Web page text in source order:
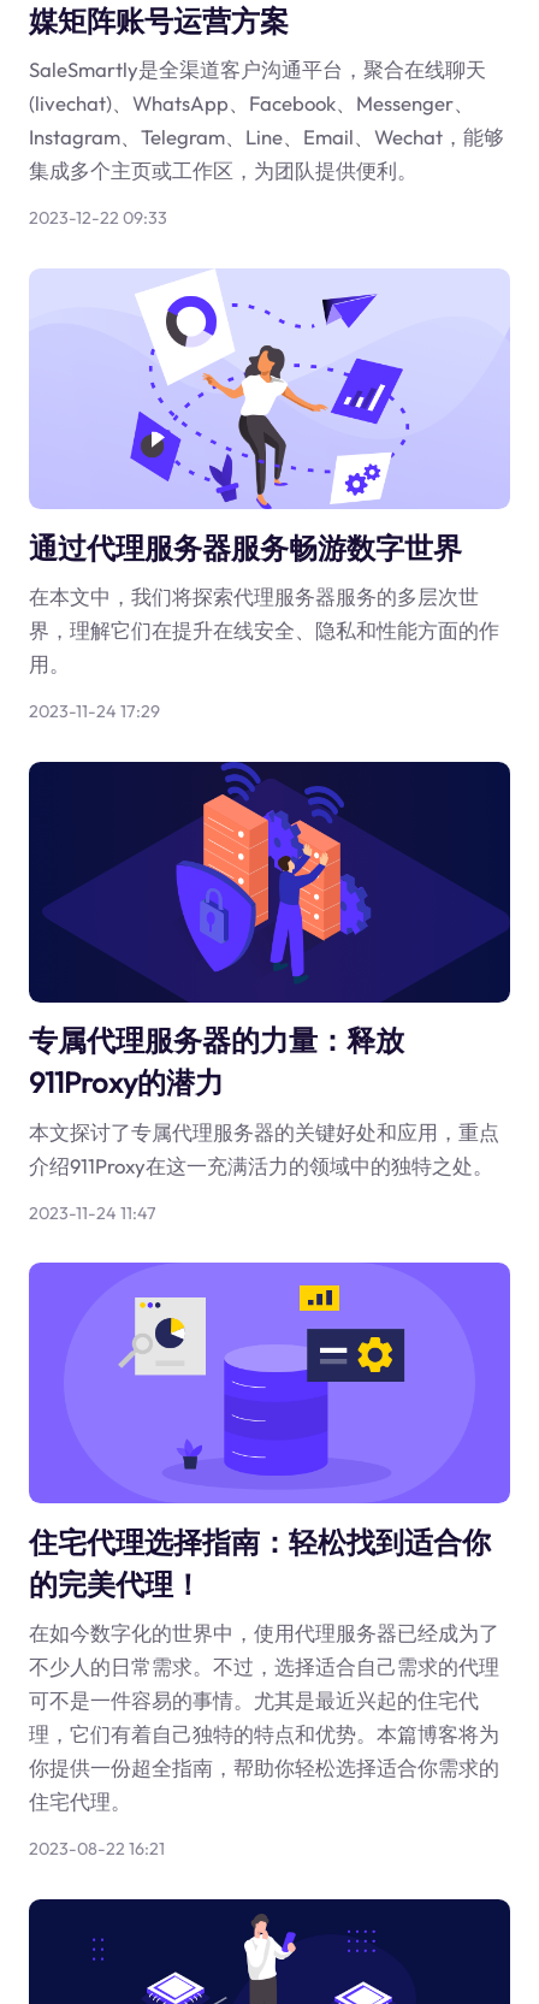
媒矩阵账号运营方案
SaleSmartly是全渠道客户沟通平台，聚合在线聊天
(livechat)、WhatsApp、Facebook、Messenger、
Instagram、Telegram、Line、Email、Wechat，能够
集成多个主页或工作区，为团队提供便利。
2023-12-22 09:33
通过代理服务器服务畅游数字世界
在本文中，我们将探索代理服务器服务的多层次世
界，理解它们在提升在线安全、隐私和性能方面的作
用。
2023-11-24 17:29
专属代理服务器的力量：释放
911Proxy的潜力
本文探讨了专属代理服务器的关键好处和应用，重点
介绍911Proxy在这一充满活力的领域中的独特之处。
2023-11-24 11:47
住宅代理选择指南：轻松找到适合你
的完美代理！
在如今数字化的世界中，使用代理服务器已经成为了
不少人的日常需求。不过，选择适合自己需求的代理
可不是一件容易的事情。尤其是最近兴起的住宅代
理，它们有着自己独特的特点和优势。本篇博客将为
你提供一份超全指南，帮助你轻松选择适合你需求的
住宅代理。
2023-08-22 16:21